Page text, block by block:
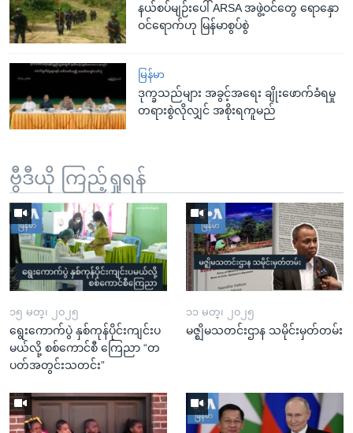
နယ်စပ်မျဉ်းပေါ် ARSA အဖွဲ့ဝင်တွေ ရောနှော
ဝင်ရောက်ဟု မြန်မာစွပ်စွဲ
မြန်မာ
ဒုက္ခသည်များ အခွင့်အရေး ချိုးဖောက်ခံရမှု
တရားစွဲလိုလျှင် အစိုးရကူမည်
ဗွီဒီယို ကြည့်ရှုရန်
၁၅ မတ္၊ ၂၀၂၅
ရွေးကောက်ပွဲ နှစ်ကုန်ပိုင်းကျင်းပ
မယ်လို့ စစ်ကောင်စီ ကြေညာ “တ
ပတ်အတွင်းသတင်း”
၁၁ မတ္၊ ၂၀၂၅
မဇ္ဈိမသတင်းဌာန သမိုင်းမှတ်တမ်း